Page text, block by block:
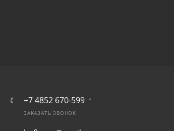
+7 4852 670-599
ЗАКАЗАТЬ ЗВОНОК